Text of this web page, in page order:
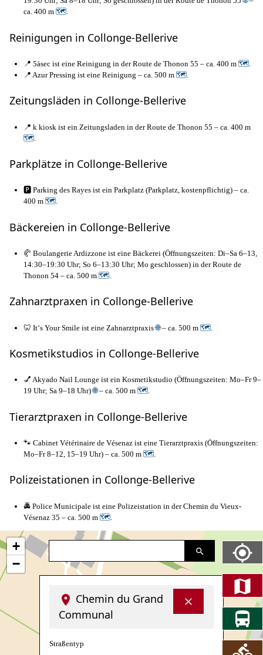
ca. 400 m 🗺.
Reinigungen in Collonge-Bellerive
📍 5àsec ist eine Reinigung in der Route de Thonon 55 – ca. 400 m 🗺
📍 Azur Pressing ist eine Reinigung – ca. 500 m 🗺
Zeitungsläden in Collonge-Bellerive
📍 k kiosk ist ein Zeitungsladen in der Route de Thonon 55 – ca. 400 m
🗺
Parkplätze in Collonge-Bellerive
🅿️ Parking des Rayes ist ein Parkplatz (Parkplatz, kostenpflichtig) – ca.
400 m 🗺.
Bäckereien in Collonge-Bellerive
🥐 Boulangerie Ardizzone ist eine Bäckerei (Öffnungszeiten: Di–Sa 6–13,
14:30–19:30 Uhr; So 6–13:30 Uhr; Mo geschlossen) in der Route de
Thonon 54 – ca. 500 m 🗺
Zahnarztpraxen in Collonge-Bellerive
🦷 It‘s Your Smile ist eine Zahnarztpraxis🌐– ca. 500 m 🗺
Kosmetikstudios in Collonge-Bellerive
💅 Akyado Nail Lounge ist ein Kosmetikstudio (Öffnungszeiten: Mo–Fr 9–
19 Uhr; Sa 9–18 Uhr)🌐– ca. 500 m 🗺.
Tierarztpraxen in Collonge-Bellerive
🐾 Cabinet Vétérinaire de Vésenaz ist eine Tierarztpraxis (Öffnungszeiten:
Mo–Fr 8–12, 15–19 Uhr) – ca. 500 m 🗺
Polizeistationen in Collonge-Bellerive
🚔 Police Municipale ist eine Polizeistation in der Chemin du Vieux-
Vésenaz 35 – ca. 500 m 🗺
Chemin du Grand
Communal
Straßentyp
+
−